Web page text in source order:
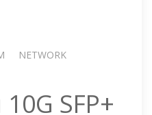
NETWORK
SFP+